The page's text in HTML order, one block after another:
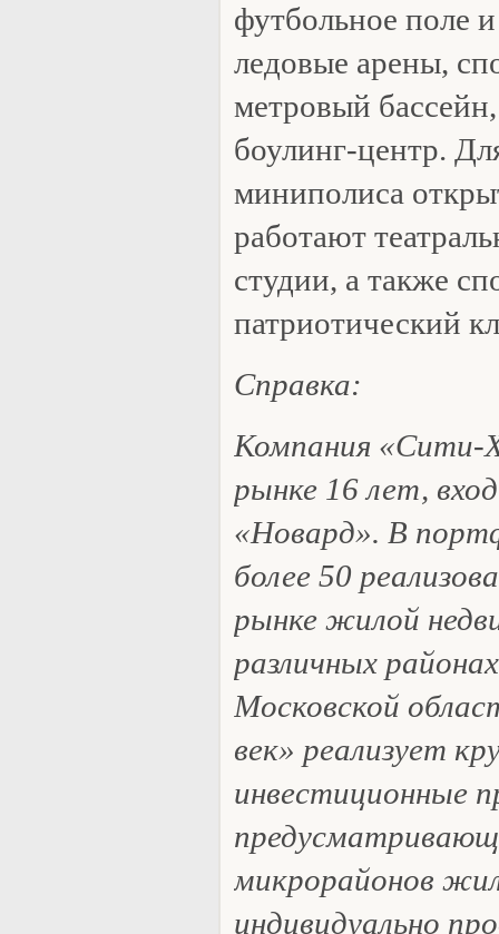
футбольное поле
ледовые арены,
метровый
боулинг-центр.
миниполиса
работают
студии, а также
патриотический
Справка:
Компания «Сити-
рынке 16 лет,
«Новард». В
более 50
рынке жилой
различных
Московской
век» реализует
инвестиционные
микрорайонов
индивидуально